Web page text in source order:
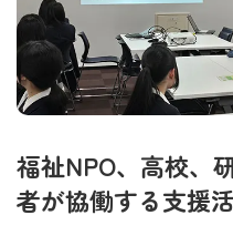
福祉NPO、高校、
者が協働する支援